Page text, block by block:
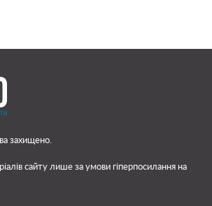
захищено.
сайту лише за умови гіперпосилання на